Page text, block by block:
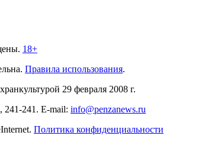
18+
Правила использования.
29 февраля 2008 г.
241-241 . E-mail: info@penzanews.ru
Политика конфиденциальности